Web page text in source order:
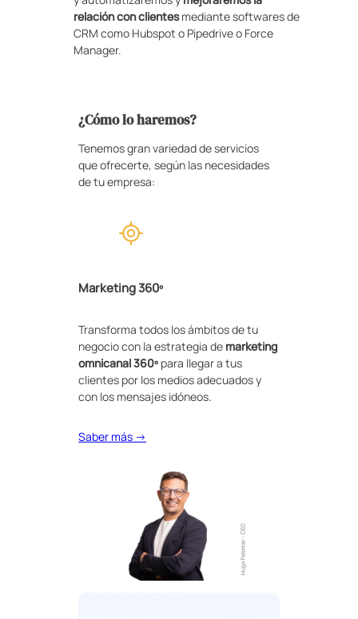
relación con clientesmediante softwares de
CRM como Hubspot o Pipedrive o Force
Manager.
¿Cómo lo haremos?
Tenemos gran variedad de servicios
que ofrecerte, según las necesidades
de tu empresa:
Marketing 360º
Transforma todos los ámbitos de tu
negocio con la estrategia de marketing
omnicanal 360º para llegar a tus
clientes por los medios adecuados y
con los mensajes idóneos.
Saber más →